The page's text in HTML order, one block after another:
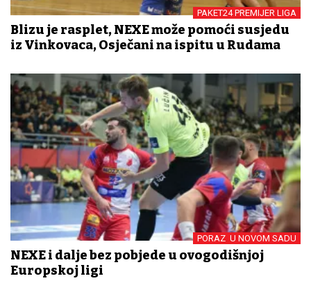
PAKET24 PREMIJER LIGA
Blizu je rasplet, NEXE može pomoći susjedu
iz Vinkovaca, Osječani na ispitu u Rudama
PORAZ U NOVOM SADU
NEXE i dalje bez pobjede u ovogodišnjoj
Europskoj ligi